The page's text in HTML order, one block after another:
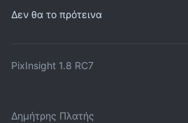
Δεν θα το πρότεινα
PixInsight 1.8 RC7
Δημήτρης Πλατής